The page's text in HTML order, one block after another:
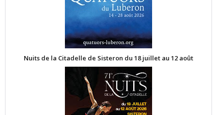
Nuits de la Citadelle de Sisteron du 18 juillet au 12 août